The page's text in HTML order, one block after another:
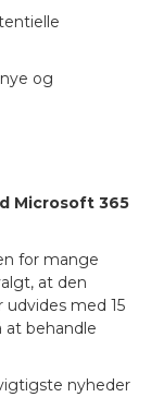
og
Microsoft 365
for mange
at den
med 15
at behandle
nyheder